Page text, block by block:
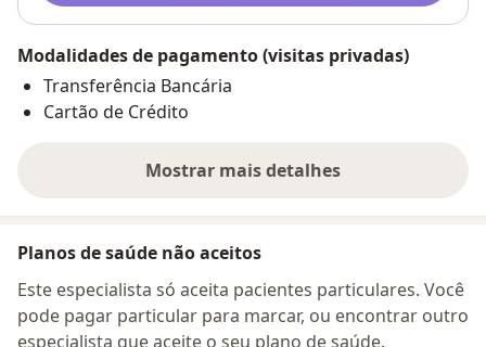
Modalidades de pagamento (visitas privadas)
Transferência Bancária
Cartão de Crédito
Mostrar mais detalhes
sobre o endereço
Planos de saúde não aceitos
Este especialista só aceita pacientes particulares. Você
pode pagar particular para marcar, ou encontrar outro
especialista que aceite o seu plano de saúde.